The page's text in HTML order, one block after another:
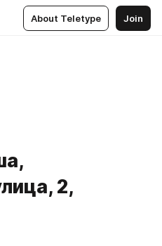
About Teletype Join
2,